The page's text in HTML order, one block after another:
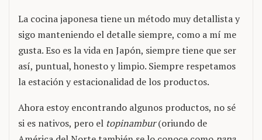
La cocina japonesa tiene un método muy detallista y
sigo manteniendo el detalle siempre, como a mí me
gusta. Eso es la vida en Japón, siempre tiene que ser
así, puntual, honesto y limpio. Siempre respetamos
la estación y estacionalidad de los productos.
Ahora estoy encontrando algunos productos, no sé
si es nativos, pero el topinambur(oriundo de